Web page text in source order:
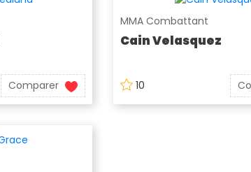
Comparer
MMA Combattant
Cain Velasquez
10